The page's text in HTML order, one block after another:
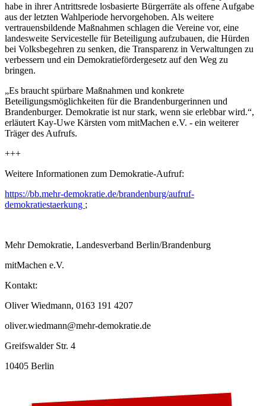
habe in ihrer Antrittsrede losbasierte Bürgerräte als offene Aufgabe
aus der letzten Wahlperiode hervorgehoben. Als weitere
vertrauensbildende Maßnahmen schlagen die Vereine vor, eine
landesweite Servicestelle für Beteiligung aufzubauen, die Hürden
bei Volksbegehren zu senken, die Transparenz in Verwaltungen zu
verbessern und ein Demokratiefördergesetz auf den Weg zu
bringen.
„Es braucht spürbare Maßnahmen und konkrete
Beteiligungsmöglichkeiten für die Brandenburgerinnen und
Brandenburger. Demokratie ist nur stark, wenn sie erlebbar wird.“,
erläutert Kay-Uwe Kärsten vom mitMachen e.V. - ein weiterer
Träger des Aufrufs.
+++
Weitere Informationen zum Demokratie-Aufruf:
https://bb.mehr-demokratie.de/brandenburg/aufruf-
demokratiestaerkung ;
Mehr Demokratie, Landesverband Berlin/Brandenburg
mitMachen e.V.
Kontakt:
Oliver Wiedmann, 0163 191 4207
oliver.wiedmann@mehr-demokratie.de
Greifswalder Str. 4
10405 Berlin